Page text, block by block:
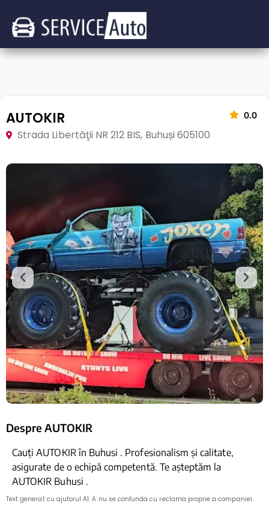
AUTOKIR 0.0
Strada Libertăţii NR 212 BIS, Buhuși 605100
Despre AUTOKIR
Cauți AUTOKIR în Buhusi . Profesionalism și calitate,
asigurate de o echipă competentă. Te așteptăm la
AUTOKIR Buhusi .
Text generat cu ajutorul AI. A nu se confunda cu reclama proprie a companiei.